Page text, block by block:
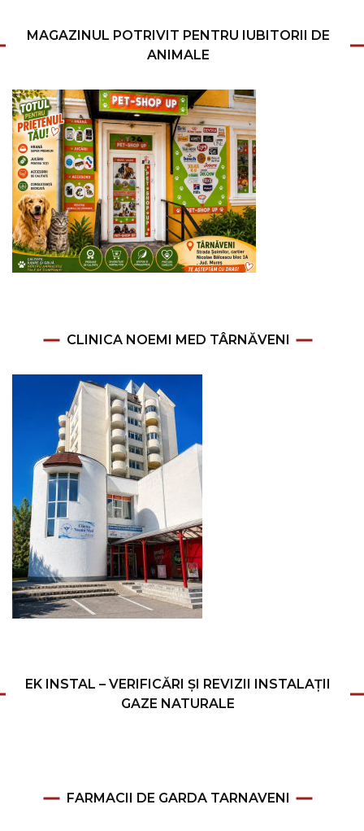
MAGAZINUL POTRIVIT PENTRU IUBITORII DE
ANIMALE
CLINICA NOEMI MED TÂRNĂVENI
EK INSTAL – VERIFICĂRI ȘI REVIZII INSTALAȚII
GAZE NATURALE
FARMACII DE GARDA TARNAVENI